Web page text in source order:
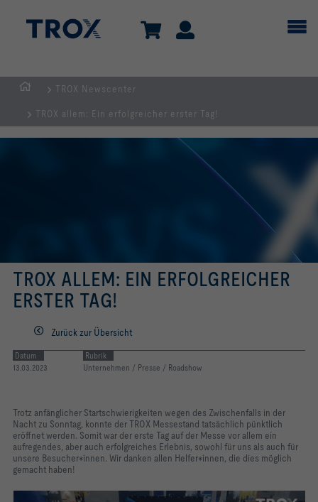
TROX Newscenter
TROX allem: Ein erfolgreicher erster Tag!
TROX ALLEM: EIN ERFOLGREICHER
ERSTER TAG!
Zurück zur Übersicht
Datum
13.03.2023
Rubrik
Unternehmen / Presse / Roadshow
Trotz anfänglicher Startschwierigkeiten wegen des Zwischenfalls in der
Nacht zu Sonntag, konnte der TROX Messestand tatsächlich pünktlich
eröffnet werden. Somit war der erste Tag auf der Messe vor allem ein
aufregendes, aber auch erfolgreiches Erlebnis, sowohl für uns als auch für
unsere Besucher*innen. Wir danken allen Helfer*innen, die dies möglich
gemacht haben!